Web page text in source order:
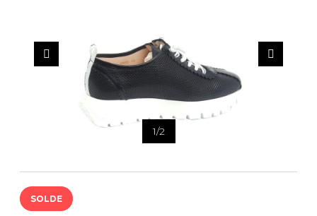
1/2
SOLDE